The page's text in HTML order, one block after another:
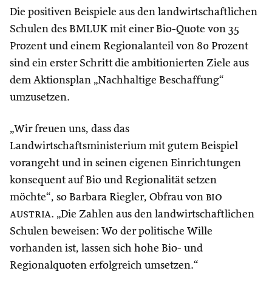
Die positiven Beispiele aus den landwirtschaftlichen
Schulen des BMLUK mit einer Bio-Quote von 35
Prozent und einem Regionalanteil von 80 Prozent
sind ein erster Schritt die ambitionierten Ziele aus
dem Aktionsplan „Nachhaltige Beschaffung“
umzusetzen.
„Wir freuen uns, dass das
Landwirtschaftsministerium mit gutem Beispiel
vorangeht und in seinen eigenen Einrichtungen
konsequent auf Bio und Regionalität setzen
möchte“, so Barbara Riegler, Obfrau von bio
austria. „Die Zahlen aus den landwirtschaftlichen
Schulen beweisen: Wo der politische Wille
vorhanden ist, lassen sich hohe Bio- und
Regionalquoten erfolgreich umsetzen.“